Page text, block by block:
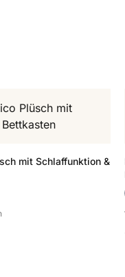
mit Schlaffunktion &